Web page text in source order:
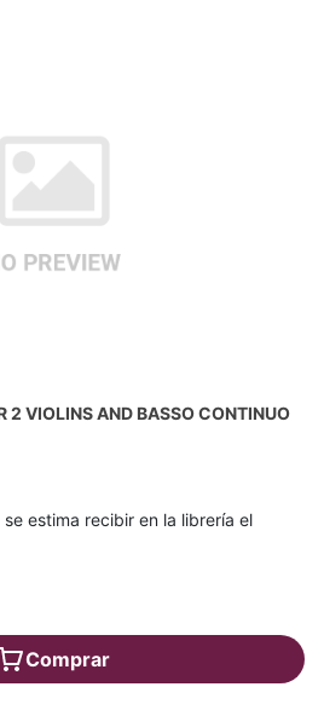
2 VIOLINS AND BASSO CONTINUO
estima recibir en la librería el
Comprar